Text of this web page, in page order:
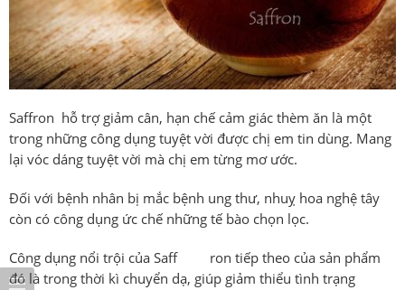
Saffron hỗ trợ giảm cân, hạn chế cảm giác thèm ăn là một
trong những công dụng tuyệt vời được chị em tin dùng. Mang
lại vóc dáng tuyệt vời mà chị em từng mơ ước.
Đối với bệnh nhân bị mắc bệnh ung thư, nhuỵ hoa nghệ tây
còn có công dụng ức chế những tế bào chọn lọc.
Công dụng nổi trội của Saff ron tiếp theo của sản phẩm
đó là trong thời kì chuyển dạ, giúp giảm thiểu tình trạng